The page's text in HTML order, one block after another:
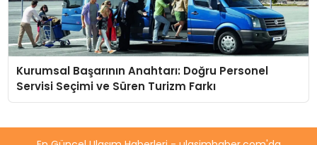
Kurumsal Başarının Anahtarı: Doğru Personel
Servisi Seçimi ve Süren Turizm Farkı